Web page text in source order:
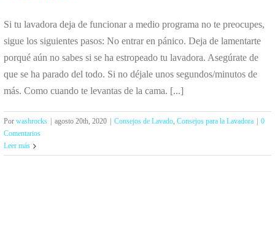
Si tu lavadora deja de funcionar a medio programa no te preocupes,
sigue los siguientes pasos: No entrar en pánico. Deja de lamentarte
porqué aún no sabes si se ha estropeado tu lavadora. Asegúrate de
que se ha parado del todo. Si no déjale unos segundos/minutos de
más. Como cuando te levantas de la cama. [...]
Por washrocks agosto 20th, 2020 Consejos de Lavado, Consejos para la Lavadora
0
Comentarios
Leer más